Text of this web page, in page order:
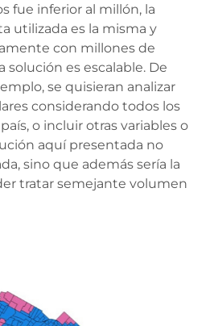
fue inferior al millón, la
utilizada es la misma y
con millones de
solución es escalable. De
se quisieran analizar
considerando todos los
o incluir otras variables o
aquí presentada no
sino que además sería la
tratar semejante volumen